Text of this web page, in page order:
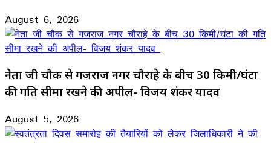
August 6, 2026
नेता जी चौक से गजराज नगर चौराहे के बीच 30 किमी/घंटा
की गति सीमा रखने की अपील- विजय शंकर यादव
August 5, 2026